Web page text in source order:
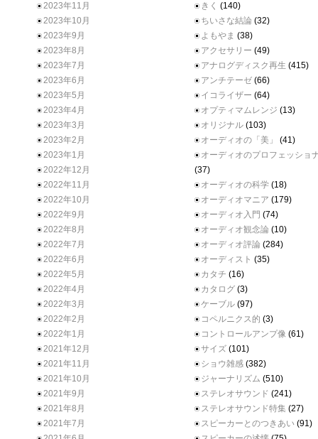
2023年11月
2023年10月
2023年9月
2023年8月
2023年7月
2023年6月
2023年5月
2023年4月
2023年3月
2023年2月
2023年1月
2022年12月
2022年11月
2022年10月
2022年9月
2022年8月
2022年7月
2022年6月
2022年5月
2022年4月
2022年3月
2022年2月
2022年1月
2021年12月
2021年11月
2021年10月
2021年9月
2021年8月
2021年7月
きく (140)
ちいさな結論 (32)
よもやま (38)
アクセサリー (49)
アナログディスク再生 (415)
アンチテーゼ (66)
イコライザー (64)
オプティマムレンジ (13)
オリジナル (103)
オーディオの「美」
(41)
オーディオのプロフェッショ
(37)
オーディオの科学 (18)
オーディオマニア (179)
オーディオ入門 (74)
オーディオ観念論 (10)
オーディオ評論 (284)
オーディスト (35)
カタチ (16)
カタログ (3)
ケーブル (97)
コペルニクス的 (3)
コントロールアンプ像 (61)
サイズ (101)
ショウ雑感 (382)
ジャーナリズム (510)
ステレオサウンド (241)
ステレオサウンド特集 (27)
スピーカーとのつきあい (91)